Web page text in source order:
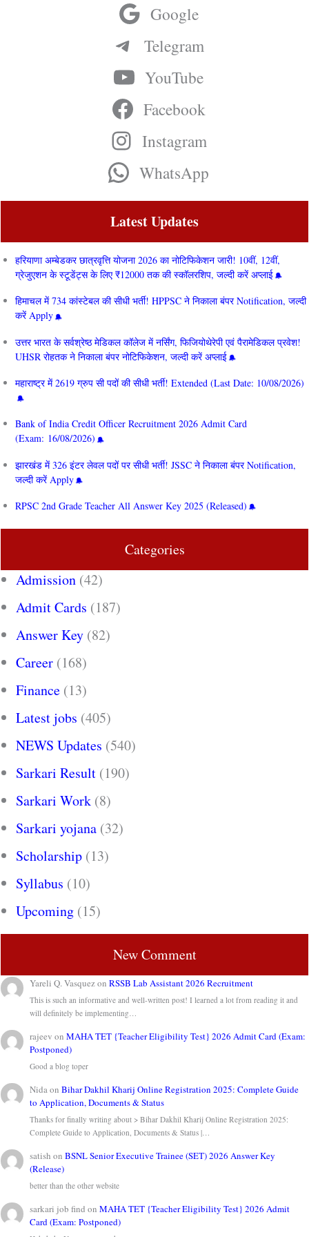
Google
Telegram
YouTube
Facebook
Instagram
WhatsApp
Latest Updates
हरियाणा अम्बेडकर छात्रवृत्ति योजना 2026 का नोटिफिकेशन जारी! 10वीं, 12वीं,
ग्रेजुएशन के स्टूडेंट्स के लिए ₹12000 तक की स्कॉलरशिप, जल्दी करें अप्लाई
हिमाचल में 734 कांस्टेबल की सीधी भर्ती! HPPSC ने निकाला बंपर Notification, जल्दी
करें Apply
उत्तर भारत के सर्वश्रेष्ठ मेडिकल कॉलेज में नर्सिंग, फिजियोथेरेपी एवं पैरामेडिकल प्रवेश!
UHSR रोहतक ने निकाला बंपर नोटिफिकेशन, जल्दी करें अप्लाई
महाराष्ट्र में 2619 ग्रुप सी पदों की सीधी भर्ती! Extended (Last Date: 10/08/2026)
Bank of India Credit Officer Recruitment 2026 Admit Card
(Exam: 16/08/2026)
झारखंड में 326 इंटर लेवल पदों पर सीधी भर्ती! JSSC ने निकाला बंपर Notification,
जल्दी करें Apply
RPSC 2nd Grade Teacher All Answer Key 2025 (Released)
Categories
Admission (42)
Admit Cards (187)
Answer Key (82)
Career (168)
Finance (13)
Latest jobs (405)
NEWS Updates (540)
Sarkari Result (190)
Sarkari Work (8)
Sarkari yojana (32)
Scholarship (13)
Syllabus (10)
Upcoming (15)
New Comment
Yareli Q. VasquezonRSSB Lab Assistant 2026 Recruitment
This is such an informative and well-written post! I learned a lot from reading it and
will definitely be implementing…
rajeev onMAHA TET {Teacher Eligibility Test} 2026 Admit Card (Exam:
Postponed)
Good a blog toper
NidaonBihar Dakhil Kharij Online Registration 2025: Complete Guide
to Application, Documents & Status
Thanks for finally writing about > Bihar Dakhil Kharij Online Registration 2025:
Complete Guide to Application, Documents & Status |…
satish onBSNL Senior Executive Trainee (SET) 2026 Answer Key
(Release)
better than the other website
sarkari job find onMAHA TET {Teacher Eligibility Test} 2026 Admit
Card (Exam: Postponed)